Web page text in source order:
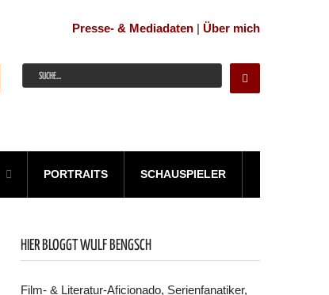
Presse- & Mediadaten | Über mich
PORTRAITS SCHAUSPIELER
HIER BLOGGT WULF BENGSCH
Film- & Literatur-Aficionado, Serienfanatiker,